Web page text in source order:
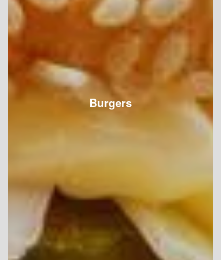
Burgers